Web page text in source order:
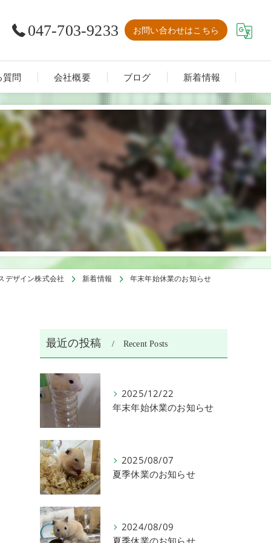
047-703-9233 お問い合わせはこちら
質問 会社概要 ブログ 新着情報
デザイン株式会社 新着情報 年末年始休業のお知らせ
最近の投稿 Recent Posts
2025/12/22
年末年始休業のお知らせ
2025/08/07
夏季休業のお知らせ
2024/08/09